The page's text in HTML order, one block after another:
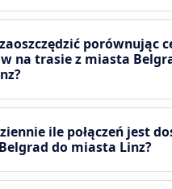
porównując
na trasie z miasta
ile połączeń jest
do miasta Linz?